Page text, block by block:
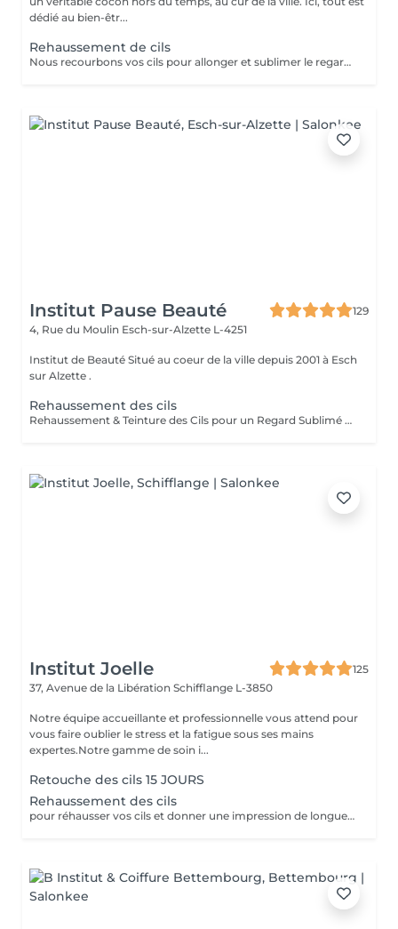
dédié au bien-êtr...
Rehaussement de cils
Nous recourbons vos cils pour allonger et sublimer le regard La teinture est comprise
Institut Pause Beauté
129
4, Rue du Moulin Esch-sur-Alzette L-4251
Institut de Beauté Situé au coeur de la ville depuis 2001 à Esch
sur Alzette .
Rehaussement des cils
Rehaussement & Teinture des Cils pour un Regard Sublimé Offrez à vos cils volume, courbure et intensité grâce au rehaussement de cils, qui ouvre et allonge le regard de manière naturelle. Pour accentuer encore plus l'effet, *recommandation d'une teinture des cils peut être réalisée juste après, pour un résultat profond et durable. Les bienfaits : Regard plus ouvert et lumineux Effet longueur et volume naturel Intensité du noir accentuée Résultat visible immédiatement, sans maquillage Idéal pour toutes celles qui souhaitent un regard expressif et sophistiqué, avec des cils parfaitement sublimés, au quotidien ou pour une occasion spéciale.
Institut Joelle
125
37, Avenue de la Libération Schifflange L-3850
Notre équipe accueillante et professionnelle vous attend pour
vous faire oublier le stress et la fatigue sous ses mains
expertes.Notre gamme de soin i...
Retouche des cils 15 JOURS
Rehaussement des cils
pour réhausser vos cils et donner une impression de longueur(alternative aux extensions)